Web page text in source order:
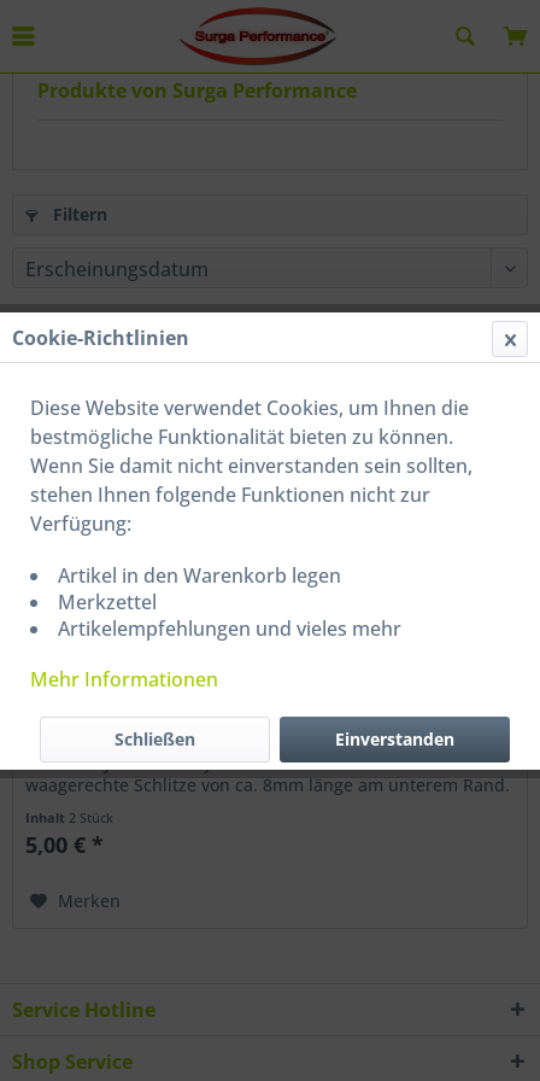
Produkte von Surga Performance
Filtern
Vorherige Artikel laden
Ausbauwerkzeug - Becker / Sony / JVC
Ausbauwerkzeug - Becker / Sony / JVC Radios 2 Stück
Entriegelungsbügel für BECKER Traffic Pro Radio, Navi
sowie für JVC und Sony Material: Metall Set: 2 Stück für
waagerechte Schlitze von ca. 8mm länge am unterem Rand.
Inhalt 2 Stück
5,00 € *
Merken
Service Hotline
Shop Service
Cookie-Richtlinien
Diese Website verwendet Cookies, um Ihnen die
bestmögliche Funktionalität bieten zu können.
Wenn Sie damit nicht einverstanden sein sollten,
stehen Ihnen folgende Funktionen nicht zur
Verfügung:
Artikel in den Warenkorb legen
Merkzettel
Artikelempfehlungen und vieles mehr
Mehr Informationen
Einverstanden
Schließen